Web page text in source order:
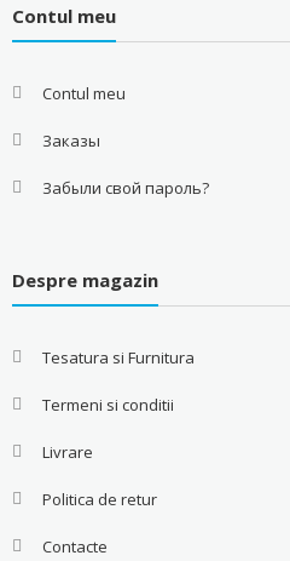
Contul meu
Contul meu
Заказы
Забыли свой пароль?
Despre magazin
Tesatura si Furnitura
Termeni si conditii
Livrare
Politica de retur
Contacte